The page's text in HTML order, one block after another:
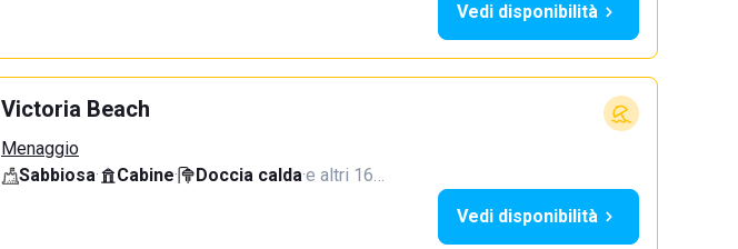
Vedi disponibilità
Victoria Beach
Menaggio
Sabbiosa· Cabine· Doccia calda·e altri 16…
Vedi disponibilità